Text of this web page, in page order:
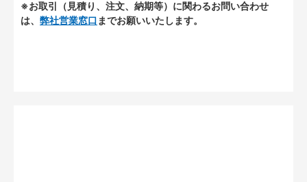
※お取引（見積り、注文、納期等）に関わるお問い合わせ
は、 弊社営業窓口 までお願いいたします。